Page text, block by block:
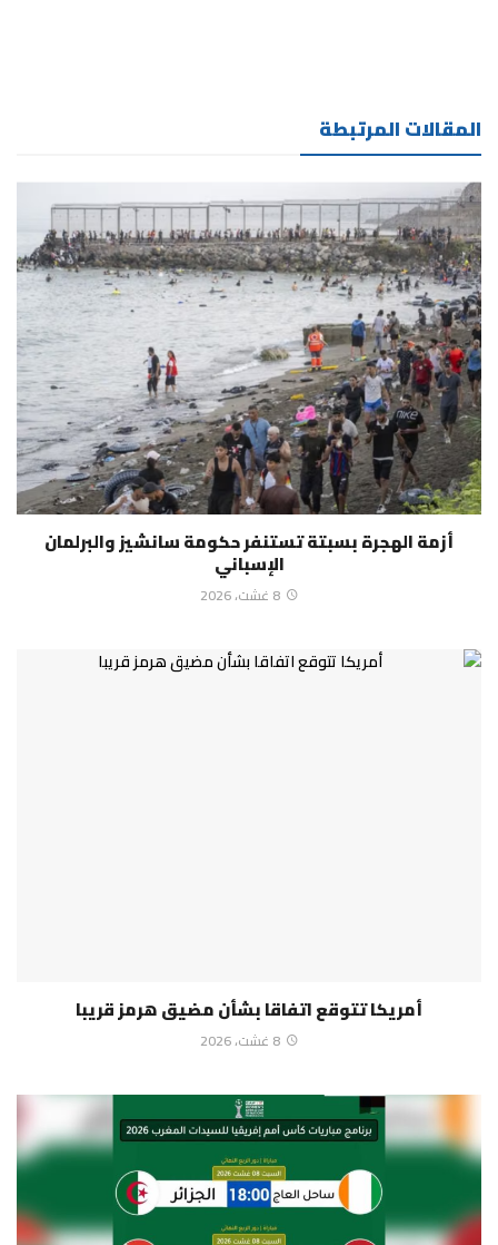
المقالات المرتبطة
أزمة الهجرة بسبتة تستنفر حكومة سانشيز والبرلمان
الإسباني
8 غشت، 2026
أمريكا تتوقع اتفاقا بشأن مضيق هرمز قريبا
8 غشت، 2026